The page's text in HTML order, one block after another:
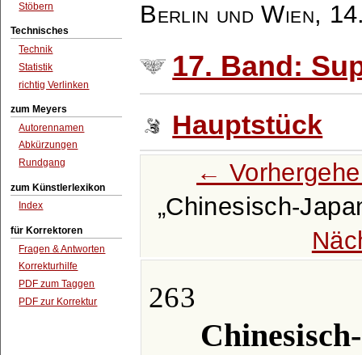
Stöbern
Technisches
Technik
Statistik
richtig Verlinken
zum Meyers
Autorennamen
Abkürzungen
Rundgang
zum Künstlerlexikon
Index
für Korrektoren
Fragen & Antworten
Korrekturhilfe
PDF zum Taggen
PDF zur Korrektur
Berlin und Wien,
17. Band:
Hauptstück
←
Chinesisch-
263